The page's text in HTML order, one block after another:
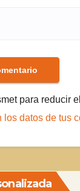
para reducir
los datos de tus